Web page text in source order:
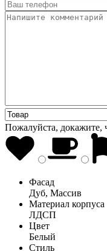
Пожалуйста, докажите,
Фасад
Дуб, Массив
Материал корпуса
ЛДСП
Цвет
Белый
Стиль